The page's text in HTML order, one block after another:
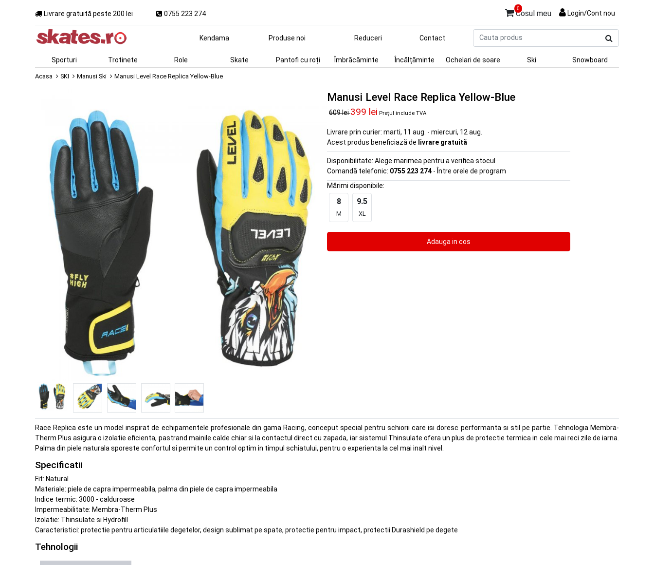
Livrare gratuită peste 200 lei 0755 223 274
0
Cosul meu Login/Cont nou
produs
Kendama Produse noi Reduceri Contact
Sporturi Trotinete Role Skate Pantofi cu roți Îmbrăcăminte Încălțăminte Ochelari de soare Ski Snowboard
Acasa SKI Manusi Ski Manusi Level Race Replica Yellow-Blue
Manusi Level Race Replica Yellow-Blue
609 lei399 lei Prețul include TVA
Livrare prin curier: marti, 11 aug. - miercuri, 12 aug.
Acest produs beneficiază de livrare gratuită
Disponibilitate: Alege marimea pentru a verifica stocul
Comandă telefonic: 0755 223 274 - Între orele de program
Mărimi disponibile:
8
M
9.5
XL
Race Replica este un model inspirat de echipamentele profesionale din gama Racing, conceput special pentru schiorii care isi doresc performanta si stil pe partie. Tehnologia Membra-
Therm Plus asigura o izolatie eficienta, pastrand mainile calde chiar si la contactul direct cu zapada, iar sistemul Thinsulate ofera un plus de protectie termica in cele mai reci zile de iarna.
Palma din piele naturala sporeste confortul si permite un control optim in timpul schiatului, pentru o experienta la cel mai inalt nivel.
Specificatii
Fit: Natural
Materiale: piele de capra impermeabila, palma din piele de capra impermeabila
Indice termic: 3000 - calduroase
Impermeabilitate: Membra-Therm Plus
Izolatie: Thinsulate si Hydrofill
Caracteristici: protectie pentru articulatiile degetelor, design sublimat pe spate, protectie pentru impact, protectii Durashield pe degete
Tehnologii